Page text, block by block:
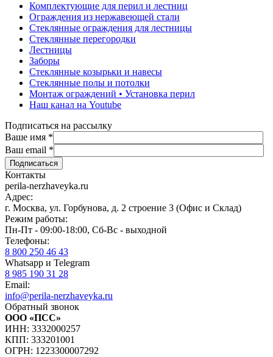
Комплектующие для перил и лестниц
Ограждения из нержавеющей стали
Стеклянные ограждения для лестницы
Стеклянные перегородки
Лестницы
Заборы
Стеклянные козырьки и навесы
Стеклянные полы и потолки
Монтаж ограждений • Установка перил
Наш канал на Youtube
Подписаться на рассылку
Ваше имя *
Ваш email *
Контакты
perila-nerzhaveyka.ru
Адрес:
г. Москва, ул. Горбунова, д. 2 строение 3 (Офис и Склад)
Режим работы:
Пн-Пт - 09:00-18:00, Сб-Вс - выходной
Телефоны:
8 800 250 46 43
Whatsapp и Telegram
8 985 190 31 28
Email:
info@perila-nerzhaveyka.ru
Обратный звонок
ООО «ПСС»
ИНН: 3332000257
КПП: 333201001
ОГРН: 1223300007292